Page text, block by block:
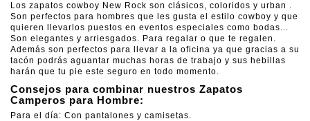
Los zapatos cowboy New Rock son clásicos, coloridos y urban .
Son perfectos para hombres que les gusta el estilo cowboy y que
quieren llevarlos puestos en eventos especiales como bodas...
Son elegantes y arriesgados. Para regalar o que te regalen.
Además son perfectos para llevar a la oficina ya que gracias a su
tacón podrás aguantar muchas horas de trabajo y sus hebillas
harán que tu pie este seguro en todo momento.
Consejos para combinar nuestros Zapatos
Camperos para Hombre:
Para el día: Con pantalones y camisetas.